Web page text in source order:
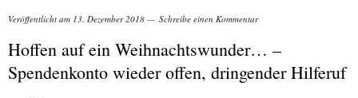
Veröffentlicht am 13. Dezember 2018 Schreibe einen Kommentar
Hoffen auf ein Weihnachtswunder… –
Spendenkonto wieder offen, dringender Hilferuf